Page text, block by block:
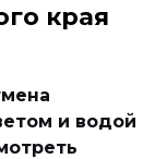
края
и водой